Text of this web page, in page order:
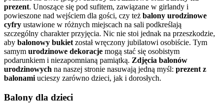
prezent. Unoszące się pod sufitem, zawiązane w girlandy i
powieszone nad wejściem dla gości, czy też balony urodzinowe
cyfry ustawione w różnych miejscach na sali podkreślają
szczególny charakter przyjęcia. Nic nie stoi jednak na przeszkodzie,
aby balonowy bukiet został wręczony jubilatowi osobiście. Tym
samym urodzinowe dekoracje mogą stać się osobistym
podarunkiem i niezapomnianą pamiątką. Zdjęcia balonów
urodzinowych na naszej stronie nasuwają jedną myśl: prezent z
balonami ucieszy zarówno dzieci, jak i dorosłych.
Balony dla dzieci